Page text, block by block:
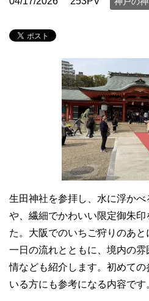
生田神社を参拝し、水に浮か
や、繊細でかわいい限定御朱
た。大阪でのいちご狩りのあ
一日の流れとともに、境内の
情なども紹介します。初めて
いる方にも参考になる内容です